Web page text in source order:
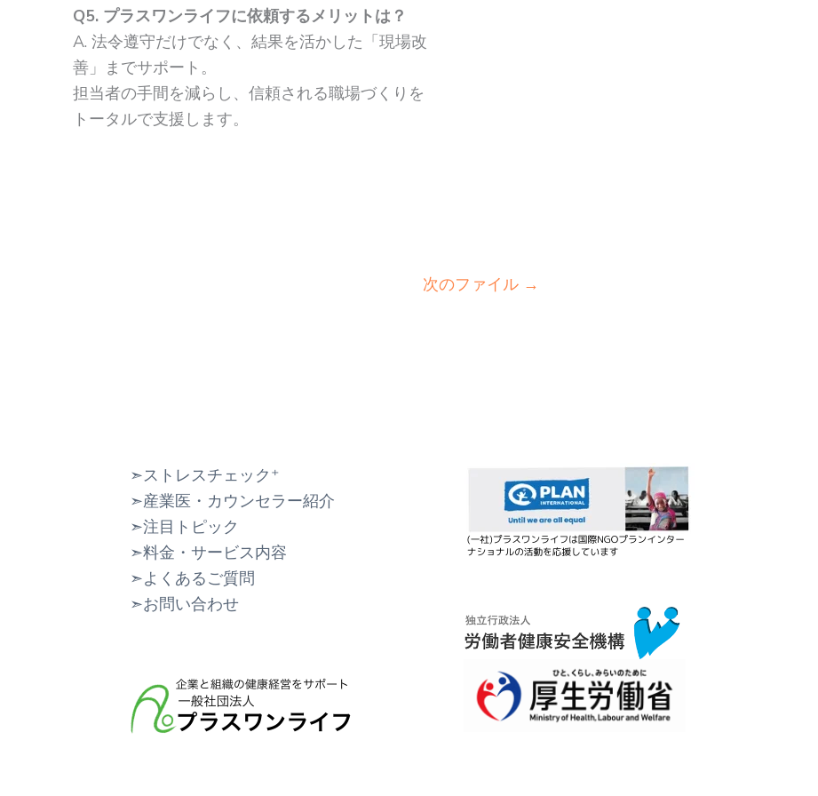
Q5. プラスワンライフに依頼するメリットは？
A. 法令遵守だけでなく、結果を活かした「現場改
善」までサポート。
担当者の手間を減らし、信頼される職場づくりを
トータルで支援します。
次のファイル →
➣ストレスチェック⁺
➣産業医・カウンセラー紹介
➣注目トピック
➣料金・サービス内容
➣よくあるご質問
➣お問い合わせ